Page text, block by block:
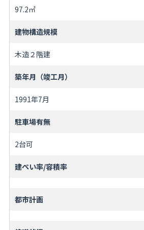
97.2㎡
建物構造規模
木造２階建
築年月（竣工月）
1991年7月
駐車場有無
2台可
建ぺい率/容積率
都市計画